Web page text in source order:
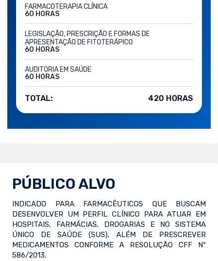
FARMACOTERAPIA CLÍNICA
60 HORAS
LEGISLAÇÃO, PRESCRIÇÃO E FORMAS DE
APRESENTAÇÃO DE FITOTERÁPICO
60 HORAS
AUDITORIA EM SAÚDE
60 HORAS
TOTAL: 420 HORAS
PÚBLICO ALVO
INDICADO PARA FARMACÊUTICOS QUE BUSCAM
DESENVOLVER UM PERFIL CLÍNICO PARA ATUAR EM
HOSPITAIS, FARMÁCIAS, DROGARIAS E NO SISTEMA
ÚNICO DE SAÚDE (SUS), ALÉM DE PRESCREVER
MEDICAMENTOS CONFORME A RESOLUÇÃO CFF Nº
586/2013.